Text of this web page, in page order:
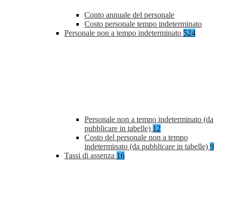
Conto annuale del personale
Costo personale tempo indeterminato
Personale non a tempo indeterminato 524
Personale non a tempo indeterminato (da
pubblicare in tabelle) 12
Costo del personale non a tempo
indeterminato (da pubblicare in tabelle) 9
Tassi di assenza 16